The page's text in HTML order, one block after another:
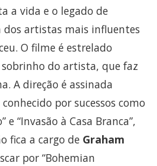
a vida e o legado de
dos artistas mais influentes
O filme é estrelado
sobrinho do artista, que faz
A direção é assinada
conhecido por sucessos como
e “Invasão à Casa Branca”,
fica a cargo de Graham
por “Bohemian